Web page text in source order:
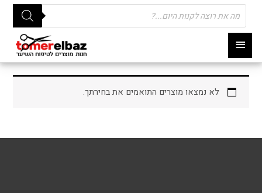
תפריט
ראשי
Products
search
לא נמצאו מוצרים התואמים את בחירתך.